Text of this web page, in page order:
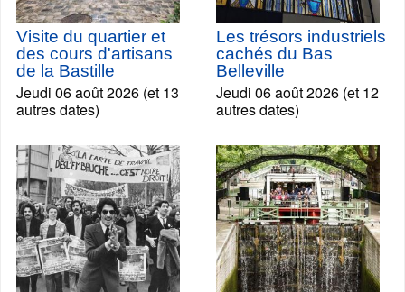
Visite du quartier et
des cours d'artisans
de la Bastille
Jeudi 06 août 2026 (et 13
autres dates)
Les trésors industriels
cachés du Bas
Belleville
Jeudi 06 août 2026 (et 12
autres dates)